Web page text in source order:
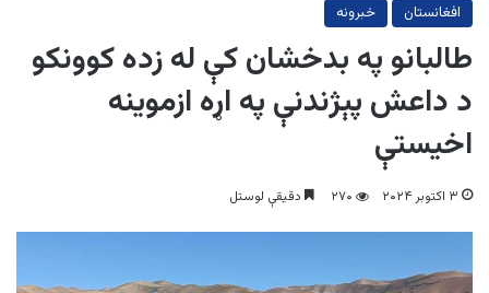
افغانستان خبرونه
طالبانو په بدخشان کې له زده کوونکو
د داعش پېژندنې په اړه ازموینه
اخیستې
۳ اکتوبر ۲۰۲۴ ۲۷۰ دقیقې لوستل